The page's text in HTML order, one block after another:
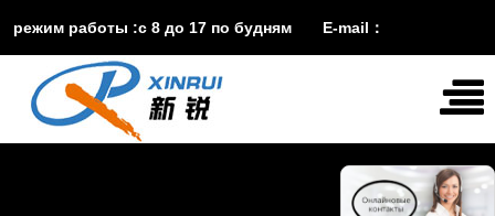
режим работы :с 8 до 17 по будням E-mail：
vira@xinruisuji.comWhatsApp： 